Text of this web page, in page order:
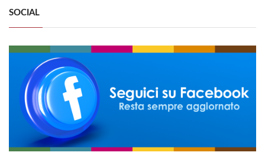
SOCIAL